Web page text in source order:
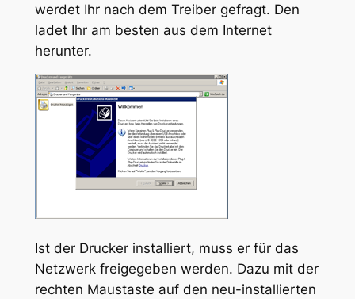
werdet Ihr nach dem Treiber gefragt. Den
ladet Ihr am besten aus dem Internet
herunter.
Ist der Drucker installiert, muss er für das
Netzwerk freigegeben werden. Dazu mit der
rechten Maustaste auf den neu-installierten